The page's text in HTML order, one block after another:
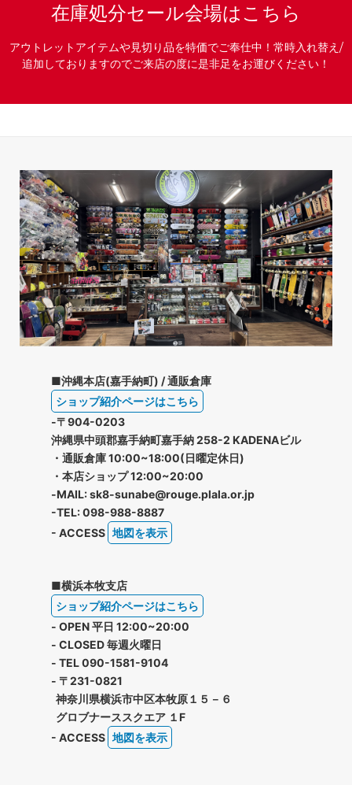
在庫処分セール会場はこちら
アウトレットアイテムや見切り品を特価でご奉仕中！常時入れ替え/
追加しておりますのでご来店の度に是非足をお運びください！
■沖縄本店(嘉手納町) / 通販倉庫
ショップ紹介ページはこちら
-〒904-0203
沖縄県中頭郡嘉手納町嘉手納 258-2 KADENAビル
・通販倉庫 10:00~18:00(日曜定休日)
・本店ショップ 12:00~20:00
-MAIL: sk8-sunabe@rouge.plala.or.jp
-TEL: 098-988-8887
- ACCESS 地図を表示
■横浜本牧支店
ショップ紹介ページはこちら
- OPEN 平日 12:00~20:00
- CLOSED 毎週火曜日
- TEL 090-1581-9104
- 〒231-0821
神奈川県横浜市中区本牧原１５－６
グロブナーススクエア １F
- ACCESS 地図を表示